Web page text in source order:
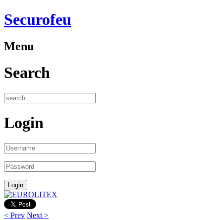
Securofeu
Menu
Search
Login
< Prev Next >